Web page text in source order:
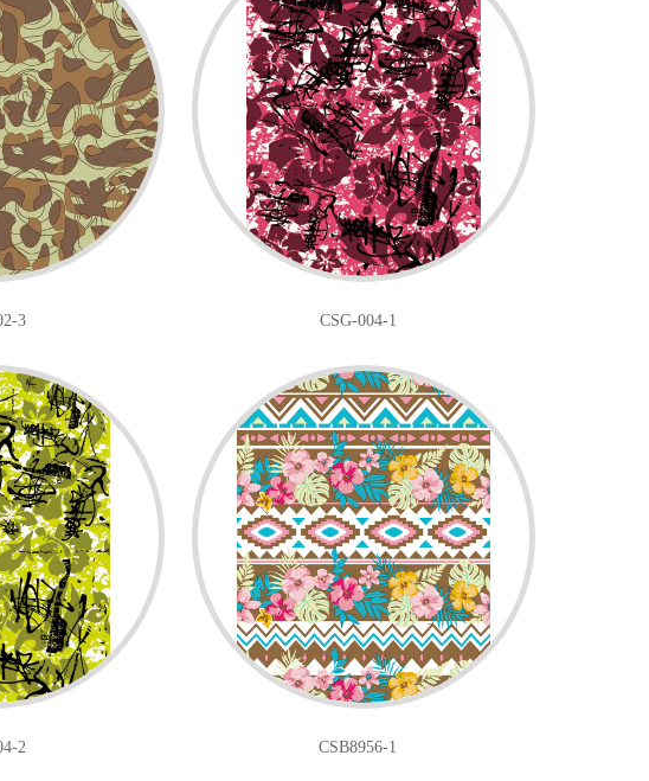
3 CSG-004-1
2 CSB8956-1